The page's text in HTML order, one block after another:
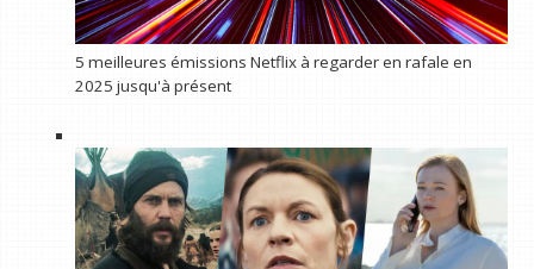
5 meilleures émissions Netflix à regarder en rafale en
2025 jusqu'à présent